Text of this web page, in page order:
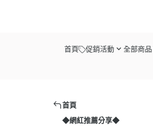
首頁 促銷活動
新品上市，搶先價95折
清倉專區，出清價75折
全部商品
首頁
◆網紅推薦分享◆